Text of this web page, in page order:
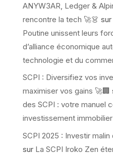
ANYW3AR, Ledger &
rencontre la tech 🚀👗 sur
Poutine unissent leurs
d’alliance économique
technologie et du
SCPI : Diversifiez vos
maximiser vos gains 🚀🏢
des SCPI : votre manuel
investissement
SCPI 2025 : Investir
sur La SCPI Iroko Zen